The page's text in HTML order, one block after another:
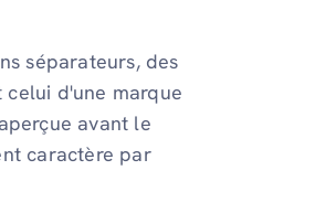
séparateurs, des
d'une marque
avant le
caractère par